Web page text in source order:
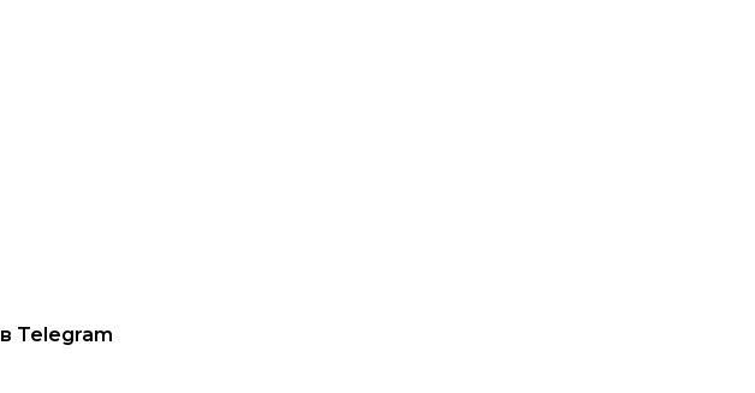
Telegram